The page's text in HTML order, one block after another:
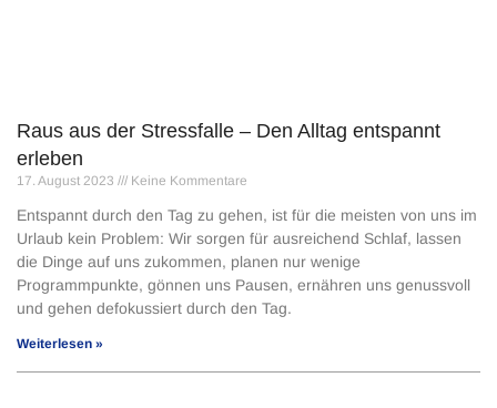
Raus aus der Stressfalle – Den Alltag entspannt
erleben
17. August 2023 Keine Kommentare
Entspannt durch den Tag zu gehen, ist für die meisten von uns im
Urlaub kein Problem: Wir sorgen für ausreichend Schlaf, lassen
die Dinge auf uns zukommen, planen nur wenige
Programmpunkte, gönnen uns Pausen, ernähren uns genussvoll
und gehen defokussiert durch den Tag.
Weiterlesen »